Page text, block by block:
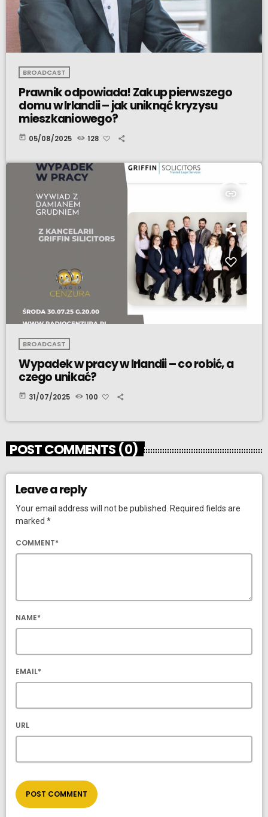
BROADCAST
Prawnik odpowiada! Zakup pierwszego
domu w Irlandii – jak uniknąć kryzysu
mieszkaniowego?
today 05/08/2025 128
insert_link
BROADCAST
Wypadek w pracy w Irlandii – co robić, a
czego unikać?
today 31/07/2025 100
POST COMMENTS (0)
Leave a reply
Your email address will not be published. Required fields are
marked *
COMMENT*
NAME*
EMAIL*
URL